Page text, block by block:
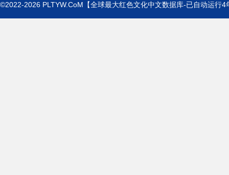
©2022-2026 PLTYW.CoM 【全球最大红色文化中文数据库-已自动运行4